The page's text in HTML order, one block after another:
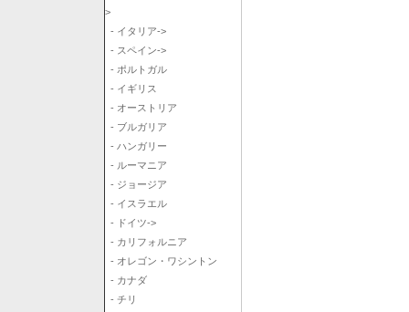
>
- イタリア->
- スペイン->
- ポルトガル
- イギリス
- オーストリア
- ブルガリア
- ハンガリー
- ルーマニア
- ジョージア
- イスラエル
- ドイツ->
- カリフォルニア
- オレゴン・ワシントン
- カナダ
- チリ